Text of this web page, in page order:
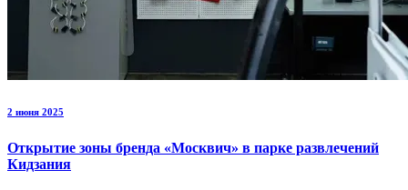
2 июня 2025
Открытие зоны бренда «Москвич» в парке развлечений
Кидзания